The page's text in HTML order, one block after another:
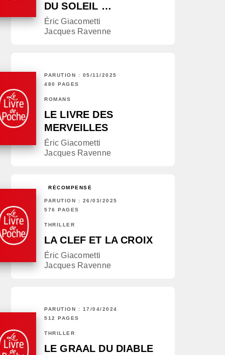
DU SOLEIL …
Éric Giacometti
Jacques Ravenne
PARUTION : 05/11/2025
480 PAGES
ROMANS
LE LIVRE DES
MERVEILLES
Éric Giacometti
Jacques Ravenne
RÉCOMPENSÉ
PARUTION : 26/03/2025
576 PAGES
THRILLER
LA CLEF ET LA CROIX
Éric Giacometti
Jacques Ravenne
PARUTION : 17/04/2024
512 PAGES
THRILLER
LE GRAAL DU DIABLE